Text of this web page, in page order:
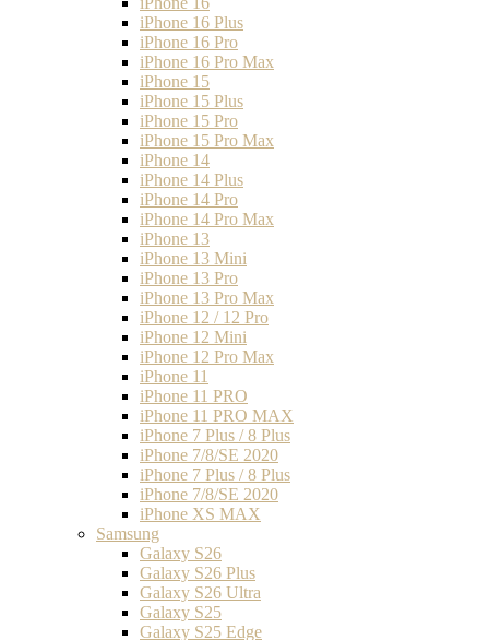
iPhone 16 Plus
iPhone 16 Pro
iPhone 16 Pro Max
iPhone 15
iPhone 15 Plus
iPhone 15 Pro
iPhone 15 Pro Max
iPhone 14
iPhone 14 Plus
iPhone 14 Pro
iPhone 14 Pro Max
iPhone 13
iPhone 13 Mini
iPhone 13 Pro
iPhone 13 Pro Max
iPhone 12 / 12 Pro
iPhone 12 Mini
iPhone 12 Pro Max
iPhone 11
iPhone 11 PRO
iPhone 11 PRO MAX
iPhone 7 Plus / 8 Plus
iPhone 7/8/SE 2020
iPhone 7 Plus / 8 Plus
iPhone 7/8/SE 2020
iPhone XS MAX
Samsung
Galaxy S26
Galaxy S26 Plus
Galaxy S26 Ultra
Galaxy S25
Galaxy S25 Edge